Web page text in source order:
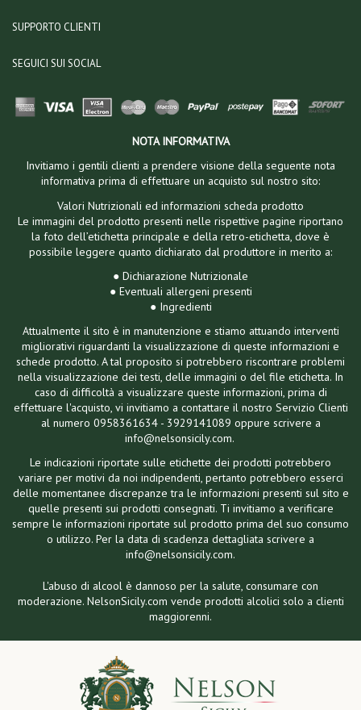
SUPPORTO CLIENTI
SEGUICI SUI SOCIAL
NOTA INFORMATIVA
Invitiamo i gentili clienti a prendere visione della seguente nota
informativa prima di effettuare un acquisto sul nostro sito:
Valori Nutrizionali ed informazioni scheda prodotto
Le immagini del prodotto presenti nelle rispettive pagine riportano
la foto dell’etichetta principale e della retro-etichetta, dove è
possibile leggere quanto dichiarato dal produttore in merito a:
● Dichiarazione Nutrizionale
● Eventuali allergeni presenti
● Ingredienti
Attualmente il sito è in manutenzione e stiamo attuando interventi
migliorativi riguardanti la visualizzazione di queste informazioni e
schede prodotto. A tal proposito si potrebbero riscontrare problemi
nella visualizzazione dei testi, delle immagini o del file etichetta. In
caso di difficoltà a visualizzare queste informazioni, prima di
effettuare l'acquisto, vi invitiamo a contattare il nostro Servizio Clienti
al numero 0958361634 - 3929141089 oppure scrivere a
info@nelsonsicily.com.
Le indicazioni riportate sulle etichette dei prodotti potrebbero
variare per motivi da noi indipendenti, pertanto potrebbero esserci
delle momentanee discrepanze tra le informazioni presenti sul sito e
quelle presenti sui prodotti consegnati. Ti invitiamo a verificare
sempre le informazioni riportate sul prodotto prima del suo consumo
o utilizzo. Per la data di scadenza dettagliata scrivere a
info@nelsonsicily.com.
L'abuso di alcool è dannoso per la salute, consumare con
moderazione. NelsonSicily.com vende prodotti alcolici solo a clienti
maggiorenni.